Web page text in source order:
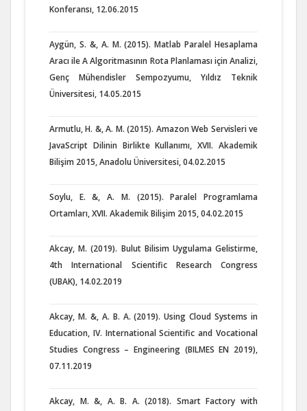
Konferansı, 12.06.2015
Aygün, S. &, A. M. (2015). Matlab Paralel Hesaplama
Aracı ile A Algoritmasının Rota Planlaması için Analizi,
Genç Mühendisler Sempozyumu, Yıldız Teknik
Üniversitesi, 14.05.2015
Armutlu, H. &, A. M. (2015). Amazon Web Servisleri ve
JavaScript Dilinin Birlikte Kullanımı, XVII. Akademik
Bilişim 2015, Anadolu Üniversitesi, 04.02.2015
Soylu, E. &, A. M. (2015). Paralel Programlama
Ortamları, XVII. Akademik Bilişim 2015, 04.02.2015
Akcay, M. (2019). Bulut Bilisim Uygulama Gelistirme,
4th International Scientific Research Congress
(UBAK), 14.02.2019
Akcay, M. &, A. B. A. (2019). Using Cloud Systems in
Education, IV. International Scientific and Vocational
Studies Congress – Engineering (BILMES EN 2019),
07.11.2019
Akcay, M. &, A. B. A. (2018). Smart Factory with